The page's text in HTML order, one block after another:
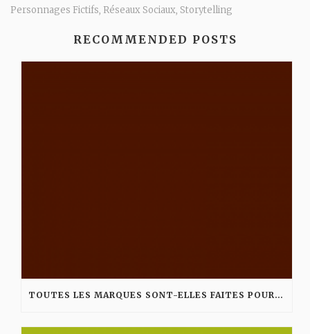
Personnages Fictifs, Réseaux Sociaux, Storytelling
RECOMMENDED POSTS
TOUTES LES MARQUES SONT-ELLES FAITES POUR LES MÉDIAS SOCIAUX ?